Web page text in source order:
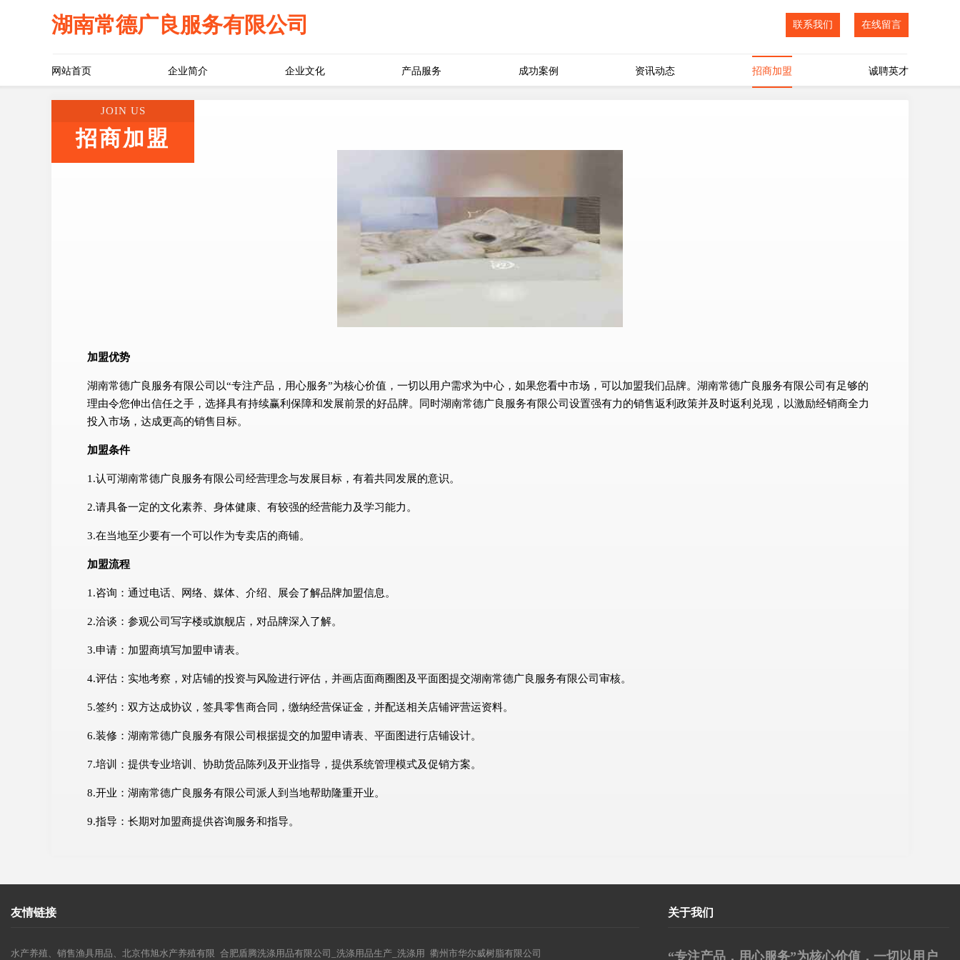
湖南常德广良服务有限公司 联系我们 在线留言
网站首页 企业简介 企业文化 产品服务 成功案例 资讯动态 招商加盟 诚聘英才
JOIN US
招商加盟
加盟优势
湖南常德广良服务有限公司以“专注产品，用心服务”为核心价值，一切以用户需求为中心，如果您看中市场，可以加盟我们品牌。湖南常德广良服务有限公司有足够的
理由令您伸出信任之手，选择具有持续赢利保障和发展前景的好品牌。同时湖南常德广良服务有限公司设置强有力的销售返利政策并及时返利兑现，以激励经销商全力
投入市场，达成更高的销售目标。
加盟条件
1.认可湖南常德广良服务有限公司经营理念与发展目标，有着共同发展的意识。
2.请具备一定的文化素养、身体健康、有较强的经营能力及学习能力。
3.在当地至少要有一个可以作为专卖店的商铺。
加盟流程
1.咨询：通过电话、网络、媒体、介绍、展会了解品牌加盟信息。
2.洽谈：参观公司写字楼或旗舰店，对品牌深入了解。
3.申请：加盟商填写加盟申请表。
4.评估：实地考察，对店铺的投资与风险进行评估，并画店面商圈图及平面图提交湖南常德广良服务有限公司审核。
5.签约：双方达成协议，签具零售商合同，缴纳经营保证金，并配送相关店铺评营运资料。
6.装修：湖南常德广良服务有限公司根据提交的加盟申请表、平面图进行店铺设计。
7.培训：提供专业培训、协助货品陈列及开业指导，提供系统管理模式及促销方案。
8.开业：湖南常德广良服务有限公司派人到当地帮助隆重开业。
9.指导：长期对加盟商提供咨询服务和指导。
友情链接
水产养殖、销售渔具用品、北京伟旭水产养殖有限 合肥盾腾洗涤用品有限公司_洗涤用品生产_洗涤用 衢州市华尔威树脂有限公司
关于我们
“专注产品，用心服务”为核心价值，一切以用户